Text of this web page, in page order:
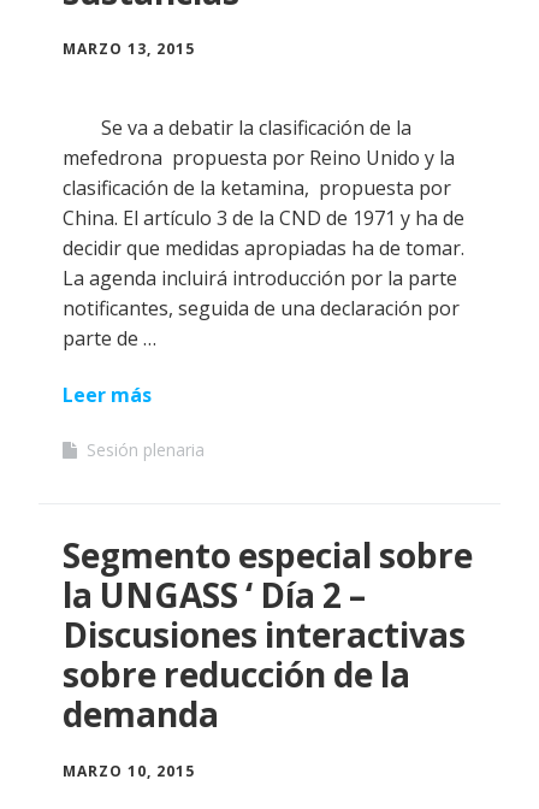
MARZO 13, 2015
Se va a debatir la clasificación de la
mefedrona propuesta por Reino Unido y la
clasificación de la ketamina, propuesta por
China. El artículo 3 de la CND de 1971 y ha de
decidir que medidas apropiadas ha de tomar.
La agenda incluirá introducción por la parte
notificantes, seguida de una declaración por
parte de …
Leer más
Sesión plenaria
Segmento especial sobre
la UNGASS ‘ Día 2 –
Discusiones interactivas
sobre reducción de la
demanda
MARZO 10, 2015